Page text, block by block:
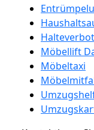
Möbellift
Möbeltaxi